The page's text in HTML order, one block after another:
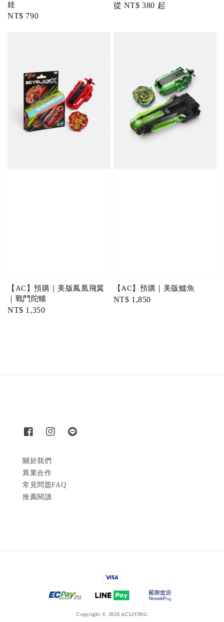
娃
Regular
NT$ 790
Regular
從 NT$ 380 起
【AC】預購｜美版鳳凰飛翼
｜戰鬥陀螺
Regular
NT$ 1,350
【AC】預購｜美版鱷魚
Regular
NT$ 1,850
關於我們
異業合作
常見問題FAQ
推薦閱讀
Copyright © 2026 ACLIVING